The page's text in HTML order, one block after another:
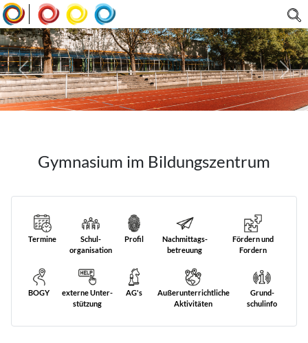
Gymnasium im Bildungszentrum
Termine
Schul­
organisation
Profil
Nach­mittags­
betreuung
Fördern und
Fordern
BOGY
externe Unter­
stützung
AG's
Außer­unterricht­liche
Aktivitäten
Grund­
schulinfo